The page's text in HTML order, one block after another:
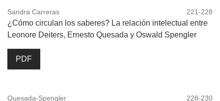
Sandra Carreras 221-228
¿Cómo circulan los saberes? La relación intelectual entre
Leonore Deiters, Ernesto Quesada y Oswald Spengler
PDF
Quesada-Spengler 228-230